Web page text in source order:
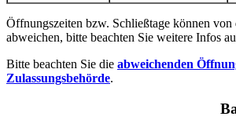
Öffnungszeiten bzw. Schließtage können von
abweichen, bitte beachten Sie weitere Infos
Bitte beachten Sie die abweichenden
Zulassungsbehörde.